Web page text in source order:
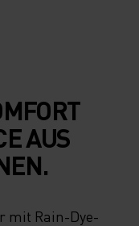
AUS
mit Rain-Dye-